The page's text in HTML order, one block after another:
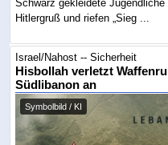
Schwarz gekleidete
Hitlergruß und riefen „Sieg ...
Israel/Nahost -- Sicherheit
Hisbollah verletzt
Südlibanon an
Symbolbild / KI